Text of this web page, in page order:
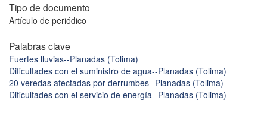
Tipo de documento
Artículo de periódico
Palabras clave
Fuertes lluvias--Planadas (Tolima)
Dificultades con el suministro de agua--Planadas (Tolima)
20 veredas afectadas por derrumbes--Planadas (Tolima)
Dificultades con el servicio de energía--Planadas (Tolima)